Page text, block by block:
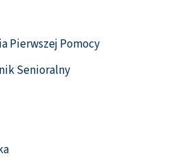
Pierwszej Pomocy
Senioralny